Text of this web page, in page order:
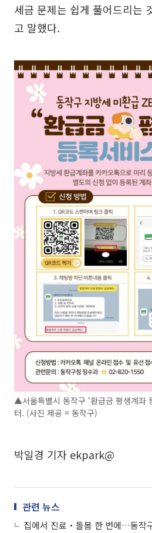
세금 문제는 쉽게 풀어드리는
고 말했다.
▲서울특별시 동작구 ‘환급금 평생계좌
터. (사진 제공 = 동작구)
박일경 기자 ekpark@
관련 뉴스